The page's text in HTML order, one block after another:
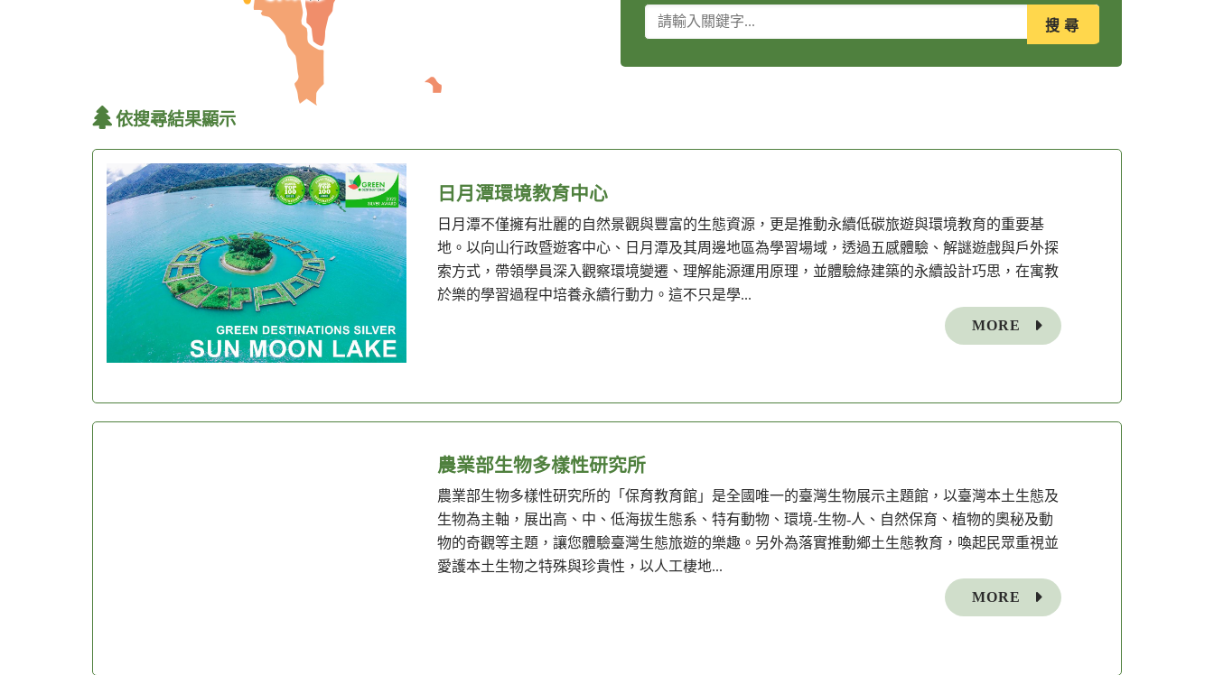
別
類
關
鍵
依搜尋結果顯示
日月潭環境教育中心
日月潭不僅擁有壯麗的自然景觀與豐富的生態資源，更是推動永續低碳旅遊與環境教育的重要基
地。以向山行政暨遊客中心、日月潭及其周邊地區為學習場域，透過五感體驗、解謎遊戲與戶外探
索方式，帶領學員深入觀察環境變遷、理解能源運用原理，並體驗綠建築的永續設計巧思，在寓教
於樂的學習過程中培養永續行動力。這不只是學...
MORE
農業部生物多樣性研究所
農業部生物多樣性研究所的「保育教育館」是全國唯一的臺灣生物展示主題館，以臺灣本土生態及
生物為主軸，展出高、中、低海拔生態系、特有動物、環境-生物-人、自然保育、植物的奧秘及動
物的奇觀等主題，讓您體驗臺灣生態旅遊的樂趣。另外為落實推動鄉土生態教育，喚起民眾重視並
愛護本土生物之特殊與珍貴性，以人工棲地...
MORE